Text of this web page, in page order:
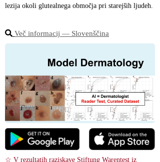
lezija okoli glutealnega območja pri starejših ljudeh.
Več informacij ― Slovenščina
☆ V rezultatih raziskave Stiftung Warentest iz